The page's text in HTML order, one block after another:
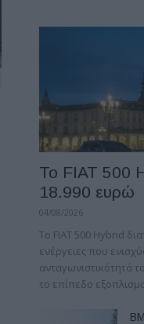
Το FIAT 500
18.990 ευρώ
04/08/2026
Το FIAT 500 Hybrid
ενέργειες που
ανταγωνιστικότητά
το επίπεδο